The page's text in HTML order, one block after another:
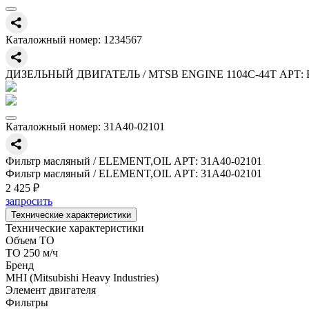
Каталожный номер: 1234567
ДИЗЕЛЬНЫЙ ДВИГАТЕЛЬ / MTSB ENGINE 1104C-44T АРТ:
Каталожный номер: 31A40-02101
Фильтр масляный / ELEMENT,OIL АРТ: 31A40-02101
Фильтр масляный / ELEMENT,OIL АРТ: 31A40-02101
2 425 ₽
запросить
Технические характеристики
Технические характеристики
Объем ТО
ТО 250 м/ч
Бренд
MHI (Mitsubishi Heavy Industries)
Элемент двигателя
Фильтры